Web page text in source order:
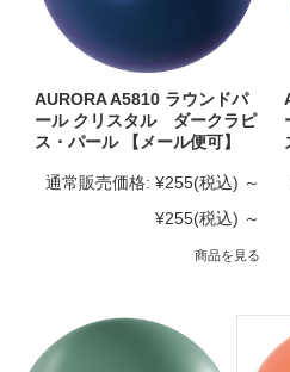
AURORA A5810 ラウンドパ
ール クリスタル ダークラピ
ス・パール 【メール便可】
通常販売価格: ¥255(税込) ～
¥255(税込) ～
商品を見る